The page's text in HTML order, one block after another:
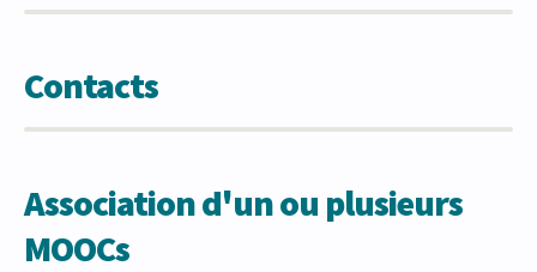
Contacts
Association d'un ou plusieurs
MOOCs